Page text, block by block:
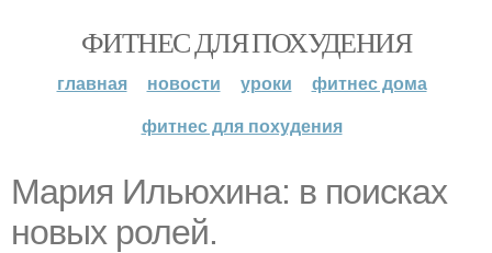
ФИТНЕС ДЛЯ ПОХУДЕНИЯ
главная новости уроки
фитнес дома
фитнес для похудения
Мария Ильюхина: в поисках
новых ролей.